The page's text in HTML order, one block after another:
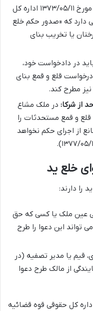
نظریه شماره ۳۰۳۳/۷ مورخ ۱۳۷۳/۰۵/۱۱ اداره کل
دارد که «صدور حکم خلع
یا تخریب بنای
در دادخواست خود،
قلع و قمع بنای
مطرح کند.
از شرکا: در ملک مشاع
قلع و قمع مستحدثات را
از اجرای حکم نخواهد
خلع ید
دارند:
عین ملک یا کسی که حق
می تواند این دعوا را طرح
قیم یا مدیر تصفیه (در
از مالک طرح دعوا
شماره ۸۷۳۴/۷ مورخ ۱۳۷۷/۱۲/۰۱ اداره کل حقوقی قوه قضائیه